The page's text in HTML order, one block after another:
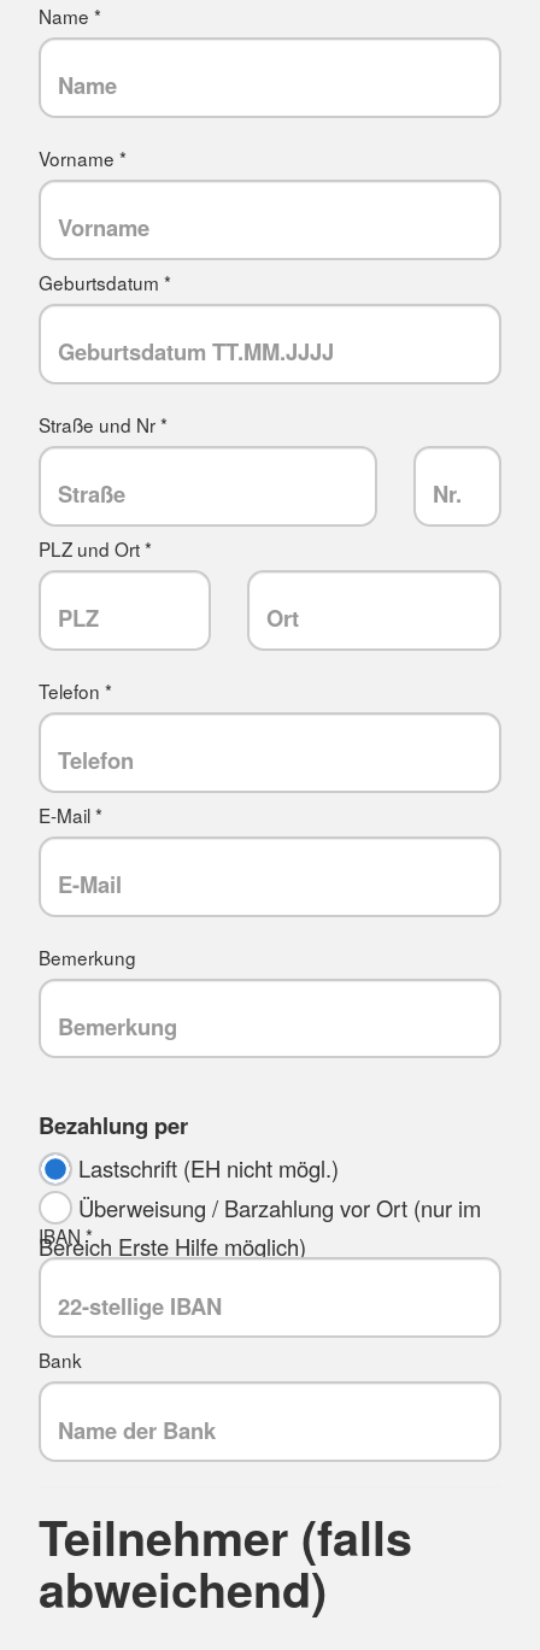
Name *
Vorname *
Geburtsdatum *
Straße und Nr *
PLZ und Ort *
Telefon *
E-Mail *
Bemerkung
Bezahlung per
Lastschrift (EH nicht mögl.)
Überweisung / Barzahlung vor Ort (nur im
Bereich Erste Hilfe möglich)
IBAN *
Bank
Teilnehmer (falls
abweichend)